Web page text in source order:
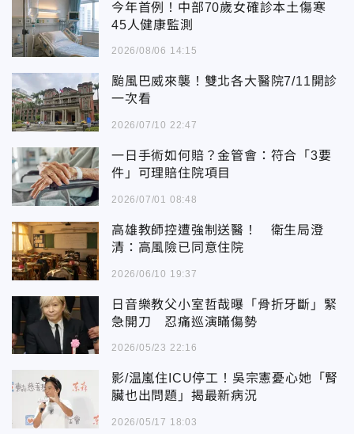
今年首例！中部70歲女確診本土傷寒
45人健康監測
2026/08/06 14:15
颱風巴威來襲！雙北各大醫院7/11開診
一次看
2026/07/10 22:47
一日手術如何賠？金管會：符合「3要
件」可理賠住院項目
2026/07/01 08:48
高雄教師控遭強制送醫！ 衛生局澄
清：高風險已同意住院
2026/06/10 19:37
日音樂教父小室哲哉曝「骨折牙斷」緊
急開刀 忍痛巡演瞞傷勢
2026/05/23 22:16
影/温嵐住ICU停工！吳宗憲憂心她「腎
臟也出問題」揭最新病況
2026/05/17 18:03